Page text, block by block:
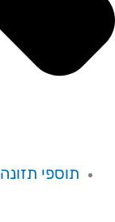
תוספי תזונה